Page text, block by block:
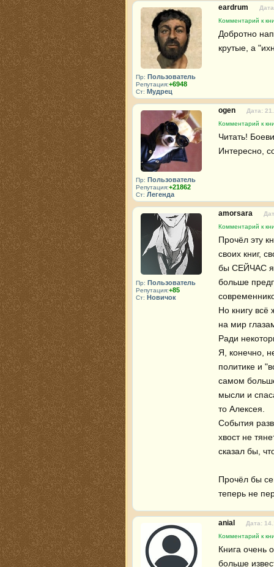
Пр: Пользователь
Репутация:+6948
Ст: Мудрец
eardrum
Комментарий к
Добротно
крутые, а
Пр: Пользователь
Репутация:+21862
Ст: Легенда
ogen
Дата:
Комментарий к
Читать!
Интересно,
Пр: Пользователь
Репутация:+85
Ст: Новичок
amorsara
Комментарий к
Прочёл эту
своих книг,
бы СЕЙЧАС я
больше
Но книгу всё
на мир
Ради
Я, конечно,
политике и
самом
мысли и
то Алексея.
События
хвост не
сказал бы,
Прочёл бы
теперь не
anial
Дата:
Комментарий к
Книга очень
больше